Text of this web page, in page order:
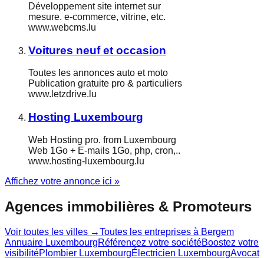
Développement site internet sur
mesure. e-commerce, vitrine, etc.
www.webcms.lu
Voitures neuf et occasion
Toutes les annonces auto et moto
Publication gratuite pro & particuliers
www.letzdrive.lu
Hosting Luxembourg
Web Hosting pro. from Luxembourg
Web 1Go + E-mails 1Go, php, cron,..
www.hosting-luxembourg.lu
Affichez votre annonce ici »
Agences immobilières & Promoteurs
Voir toutes les villes →Toutes les entreprises à Bergem
Annuaire LuxembourgRéférencez votre sociétéBoostez votre
visibilitéPlombier LuxembourgÉlectricien LuxembourgAvocat